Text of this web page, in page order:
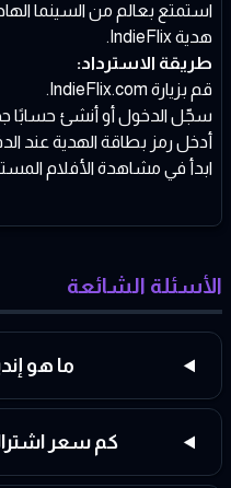
استمتع بعالم من السينما
هدية IndieFlix.
طريقة الاسترداد:
قم بزيارة IndieFlix.com
.
سجّل الدخول أو أنشئ حسابًا
أدخل رمز بطاقة الهدية عند
ابدأ في مشاهدة الأفلام
الأسئلة الشائعة
ما هو
كم سعر